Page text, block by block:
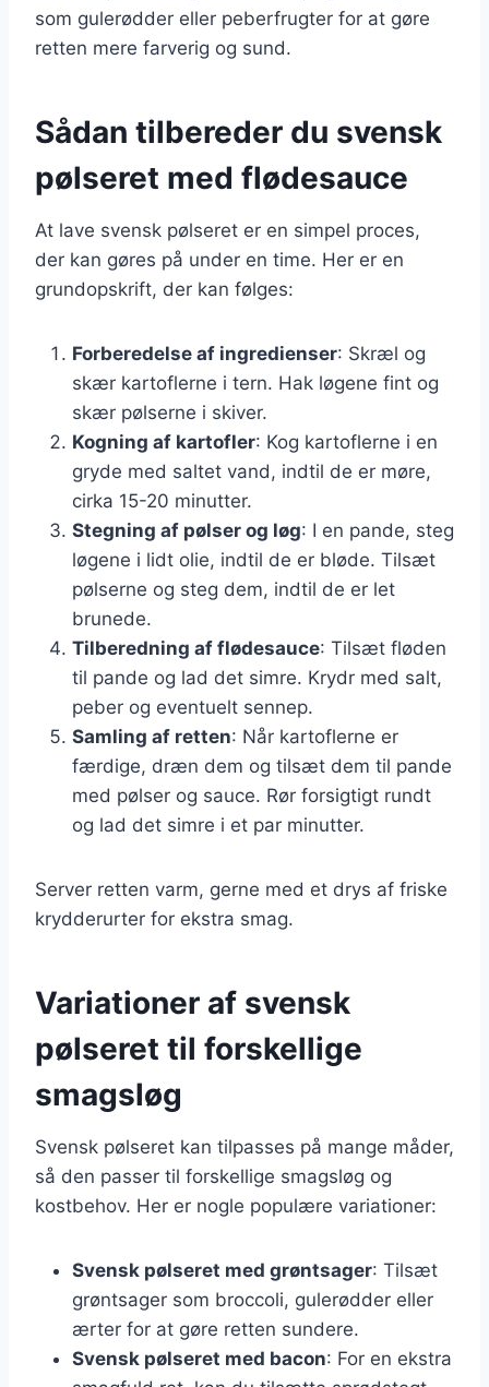
som gulerødder eller peberfrugter for at gøre
retten mere farverig og sund.
Sådan tilbereder du svensk
pølseret med flødesauce
At lave svensk pølseret er en simpel proces,
der kan gøres på under en time. Her er en
grundopskrift, der kan følges:
Forberedelse af ingredienser: Skræl og
skær kartoflerne i tern. Hak løgene fint og
skær pølserne i skiver.
Kogning af kartofler: Kog kartoflerne i en
gryde med saltet vand, indtil de er møre,
cirka 15-20 minutter.
Stegning af pølser og løg: I en pande, steg
løgene i lidt olie, indtil de er bløde. Tilsæt
pølserne og steg dem, indtil de er let
brunede.
Tilberedning af flødesauce: Tilsæt fløden
til pande og lad det simre. Krydr med salt,
peber og eventuelt sennep.
Samling af retten: Når kartoflerne er
færdige, dræn dem og tilsæt dem til pande
med pølser og sauce. Rør forsigtigt rundt
og lad det simre i et par minutter.
Server retten varm, gerne med et drys af friske
krydderurter for ekstra smag.
Variationer af svensk
pølseret til forskellige
smagsløg
Svensk pølseret kan tilpasses på mange måder,
så den passer til forskellige smagsløg og
kostbehov. Her er nogle populære variationer:
Svensk pølseret med grøntsager: Tilsæt
grøntsager som broccoli, gulerødder eller
ærter for at gøre retten sundere.
Svensk pølseret med bacon: For en ekstra